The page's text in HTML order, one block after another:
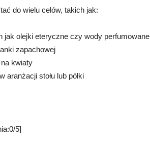
do wielu celów, takich jak:
jak olejki eteryczne czy wody perfumowane
zapachowej
kwiaty
aranżacji stołu lub półki
5]